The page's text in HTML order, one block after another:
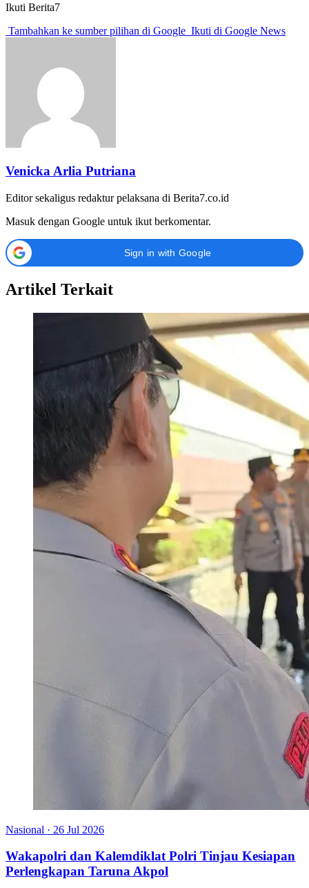
Ikuti Berita7
Tambahkan ke sumber pilihan di Google Ikuti di Google News
Venicka Arlia Putriana
Editor sekaligus redaktur pelaksana di Berita7.co.id
Masuk dengan Google untuk ikut berkomentar.
Sign in with Google
Artikel Terkait
Nasional · 26 Jul 2026
Wakapolri dan Kalemdiklat Polri Tinjau Kesiapan
Perlengkapan Taruna Akpol